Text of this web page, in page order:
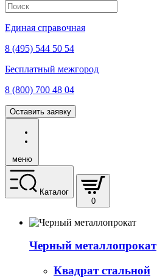
Единая справочная
8 (495) 544 50 54
Бесплатный межгород
8 (800) 700 48 04
Оставить заявку
меню
Каталог
0
Черный металлопрокат
Квадрат стальной